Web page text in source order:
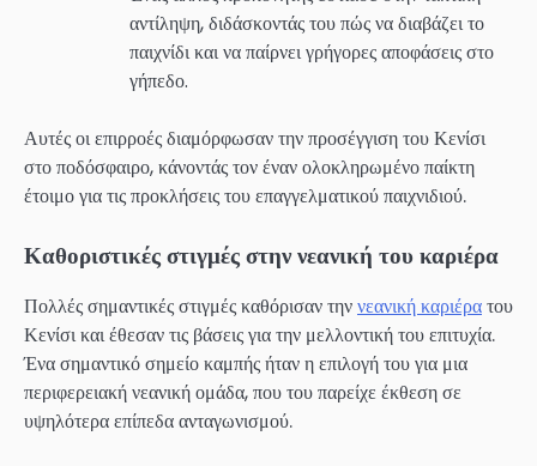
αντίληψη, διδάσκοντάς του πώς να διαβάζει το
παιχνίδι και να παίρνει γρήγορες αποφάσεις στο
γήπεδο.
Αυτές οι επιρροές διαμόρφωσαν την προσέγγιση του Κενίσι
στο ποδόσφαιρο, κάνοντάς τον έναν ολοκληρωμένο παίκτη
έτοιμο για τις προκλήσεις του επαγγελματικού παιχνιδιού.
Καθοριστικές στιγμές στην νεανική του καριέρα
Πολλές σημαντικές στιγμές καθόρισαν τηννεανική καριέρατου
Κενίσι και έθεσαν τις βάσεις για την μελλοντική του επιτυχία.
Ένα σημαντικό σημείο καμπής ήταν η επιλογή του για μια
περιφερειακή νεανική ομάδα, που του παρείχε έκθεση σε
υψηλότερα επίπεδα ανταγωνισμού.